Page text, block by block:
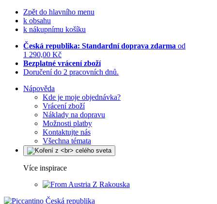
Zpět do hlavního menu
k obsahu
k nákupnímu košíku
Česká republika: Standardní doprava zdarma od
1 290,00 Kč
Bezplatné vrácení zboží
Doručení do 2 pracovních dnů.
Nápověda
Kde je moje objednávka?
Vrácení zboží
Náklady na dopravu
Možnosti platby
Kontaktujte nás
Všechna témata
Více inspirace
Z Rakouska